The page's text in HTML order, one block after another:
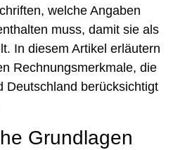
welche Angaben
muss, damit sie als
In diesem Artikel erläutern
Rechnungsmerkmale, die
Deutschland berücksichtigt
Grundlagen